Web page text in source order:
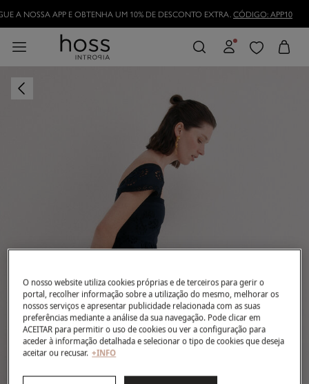
O nosso website utiliza cookies próprias e de terceiros para gerir o
portal, recolher informação sobre a utilização do mesmo, melhorar os
nossos serviços e apresentar publicidade relacionada com as suas
preferências mediante a análise da sua navegação. Pode clicar em
ACEITAR para permitir o uso de cookies ou ver a configuração para
aceder à informação detalhada e selecionar o tipo de cookies que deseja
aceitar ou recusar. +INFO